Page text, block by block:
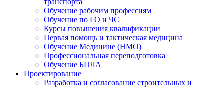
транспорта
Обучение рабочим профессиям
Обучение по ГО и ЧС
Курсы повышения квалификации
Первая помощь и тактическая медицина
Обучение Медицине (НМО)
Профессиональная переподготовка
Обучение БПЛА
Проектирование
Разработка и согласование строительных и